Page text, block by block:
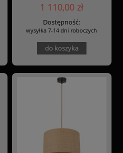
1 110,00 zł
Dostępność:
wysyłka 7-14 dni roboczych
do koszyka